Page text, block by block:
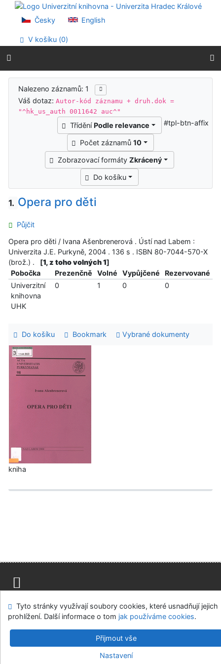
Přejít na obsah
Přejít na menu
Prohlášení o webové přístupnosti
Česky English
V košíku (0)
Výsledky vyhledávání
Nalezeno záznamů: 1
Váš dotaz:Autor-kód záznamu + druh.dok =
"^hk_us_auth 0011642 auc^"
Třídění Podle relevance
Počet záznamů 10
Zobrazovací formáty Zkrácený
Do košíku
#tpl-btn-affix
1. Opera pro děti
Půjčit
Opera pro děti / Ivana Ašenbrenerová . Ústí nad Labem :
Univerzita J.E. Purkyně, 2004 . 136 s . ISBN 80-7044-570-X
(brož.) .
[1, z toho volných 1]
Pobočka
Prezenčně Volné Vypůjčené
Rezervované
Univerzitní
knihovna
UHK
0 1 0 0
Do košíku Bookmark Vybrané dokumenty
kniha
Modul OpenSearch
Napište nám Nastavení cookies
Univerzitní knihovna - Univerzita Hradec Králové
v.4.8.63a - Cosmotron Bohemia, s.r.o.
Tyto stránky využívají soubory cookies, které usnadňují jejich
prohlížení. Další informace o tom jak používáme cookies.
Přijmout vše
Nastavení